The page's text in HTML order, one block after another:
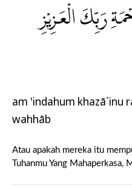
رَبِّكَ الْعَزِيْزِ
am 'indahum khazā`inu
wahhāb
Atau apakah mereka itu
Tuhanmu Yang Mahaperkasa,